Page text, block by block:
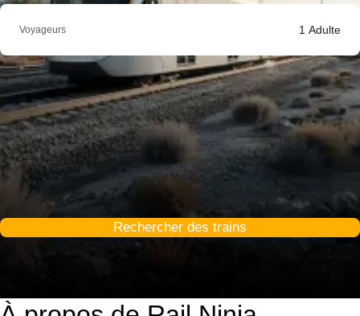
Voyageurs 1 Adulte
Rechercher des trains